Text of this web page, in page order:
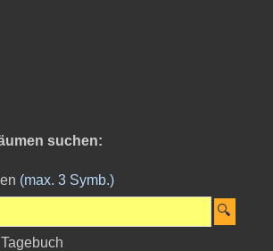
suchen:
(max. 3 Symb.)
Tagebuch